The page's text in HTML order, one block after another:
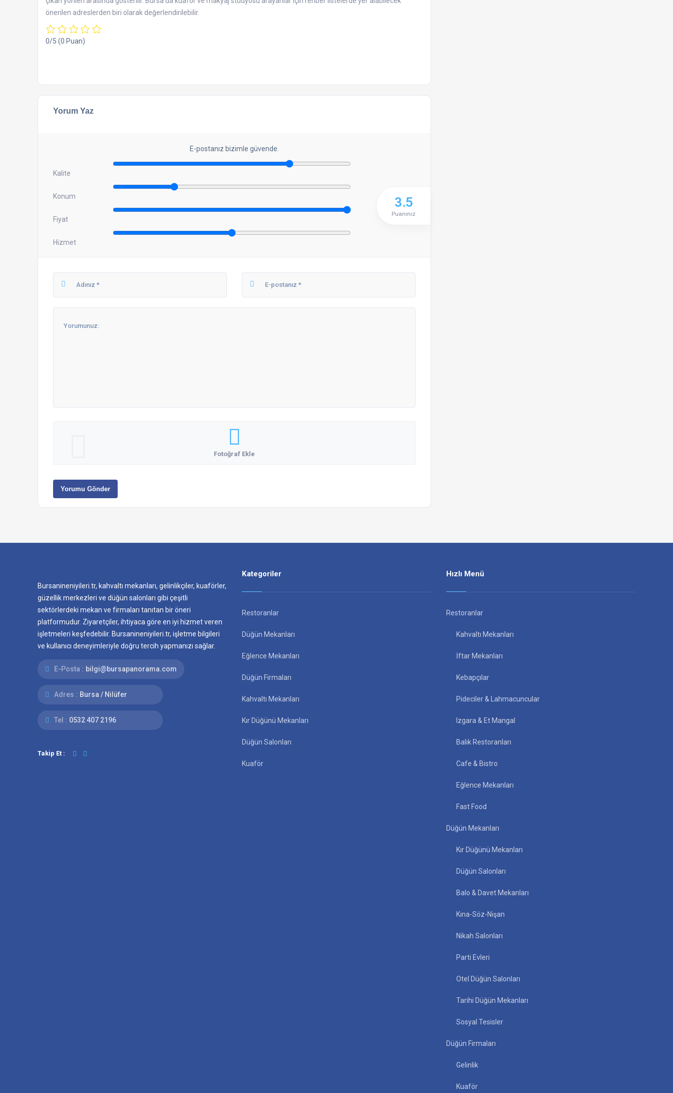
önerilen adreslerden biri olarak değerlendirilebilir.
0/5 (0 Puan)
Yorum Yaz
E-postanız bizimle güvende.
Kalite
Konum
Fiyat
Hizmet
3.5
Puanınız
Fotoğraf Ekle
Yorumu Gönder
Bursanineniyileri.tr, kahvaltı mekanları, gelinlikçiler, kuaförler,
güzellik merkezleri ve düğün salonları gibi çeşitli
sektörlerdeki mekan ve firmaları tanıtan bir öneri
platformudur. Ziyaretçiler, ihtiyaca göre en iyi hizmet veren
işletmeleri keşfedebilir. Bursanineniyileri.tr, işletme bilgileri
ve kullanıcı deneyimleriyle doğru tercih yapmanızı sağlar.
E-Posta : bilgi@bursapanorama.com
Adres : Bursa / Nilüfer
Tel : 0532 407 2196
Takip Et :
Kategoriler
Restoranlar
Düğün Mekanları
Eğlence Mekanları
Düğün Firmaları
Kahvaltı Mekanları
Kır Düğünü Mekanları
Düğün Salonları
Kuaför
Hızlı Menü
Restoranlar
Kahvaltı Mekanları
İftar Mekanları
Kebapçılar
Pideciler & Lahmacuncular
Izgara & Et Mangal
Balık Restoranları
Cafe & Bistro
Eğlence Mekanları
Fast Food
Düğün Mekanları
Kır Düğünü Mekanları
Düğün Salonları
Balo & Davet Mekanları
Kına-Söz-Nişan
Nikah Salonları
Parti Evleri
Otel Düğün Salonları
Tarihi Düğün Mekanları
Sosyal Tesisler
Düğün Firmaları
Gelinlik
Kuaför